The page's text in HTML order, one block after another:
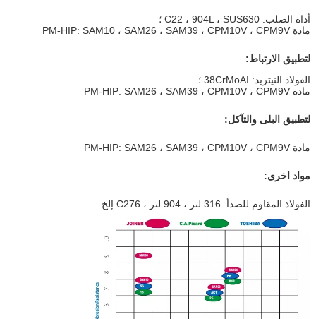
أداة الصلب: C22 ، 904L ، SUS630 ؛
مادة PM-HIP: SAM10 ، SAM26 ، SAM39 ، CPM10V ، CPM9V
لتطبيق الارتباط:
الفولاذ النيتريد: 38CrMoAI ؛
مادة PM-HIP: SAM26 ، SAM39 ، CPM10V ، CPM9V
لتطبيق البلى والتآكل:
مادة PM-HIP: SAM26 ، SAM39 ، CPM10V ، CPM9V
مواد اخرى:
الفولاذ المقاوم للصدأ: 316 لتر ، 904 لتر ، C276 إلخ.